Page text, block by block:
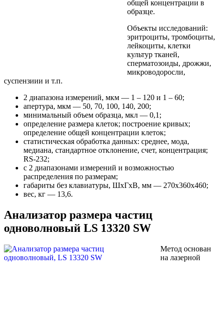
общей концентрации в
образце.
Объекты исследований:
эритроциты, тромбоциты,
лейкоциты, клетки
культур тканей,
сперматозоиды, дрожжи,
микроводоросли,
суспензиии и т.п.
2 диапазона измерений, мкм — 1 – 120 и 1 – 60;
апертура, мкм — 50, 70, 100, 140, 200;
минимальный объем образца, мкл — 0,1;
определение размера клеток; построение кривых;
определение общей концентрации клеток;
статистическая обработка данных: среднее, мода,
медиана, стандартное отклонение, счет, концентрация;
RS-232;
с 2 диапазонами измерений и возможностью
распределения по размерам;
габариты без клавиатуры, ШхГхВ, мм — 270х360х460;
вес, кг — 13,6.
Анализатор размера частиц
одноволновый LS 13320 SW
Метод основан
на лазерной